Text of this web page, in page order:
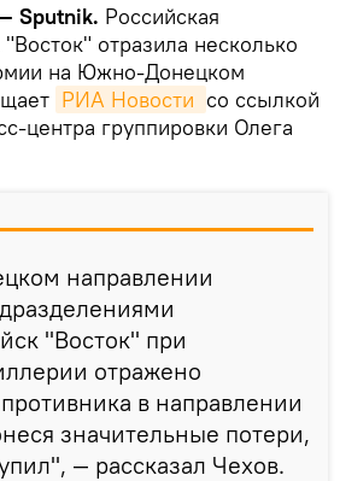
Sputnik. Российская
отразила несколько
на Южно-Донецком
РИА Новости со ссылкой
центра группировки Олега
направлении
"Восток" при
отражено
в направлении
значительные потери,
— рассказал Чехов.